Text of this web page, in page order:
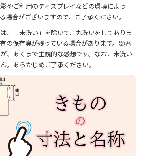
やご利用のディスプレイなどの環境によっ
場合がございますので、ご了承ください。
、「未洗い」を除いて、丸洗いをしてありま
の保存臭が残っている場合があります。顕著
、あくまで主観的な感想です。なお、未洗い
。あらかじめご了承ください。